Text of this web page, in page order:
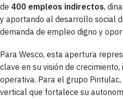
de 400 empleos indirectos,
y aportando al desarrollo social
demanda de empleo digno y
Para Wesco, esta apertura
clave en su visión de
operativa. Para el grupo
vertical que fortalece su